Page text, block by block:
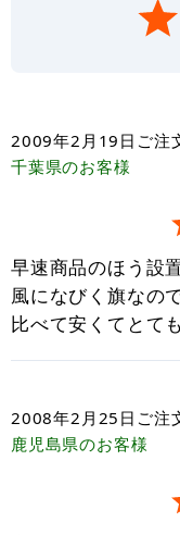
2009年2月19日 ご注
千葉県のお客様
早速商品のほう設
風になびく旗なの
比べて安くてとて
2008年2月25日 ご注
鹿児島県のお客様